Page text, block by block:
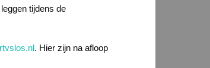
tijdens de
. Hier zijn na afloop